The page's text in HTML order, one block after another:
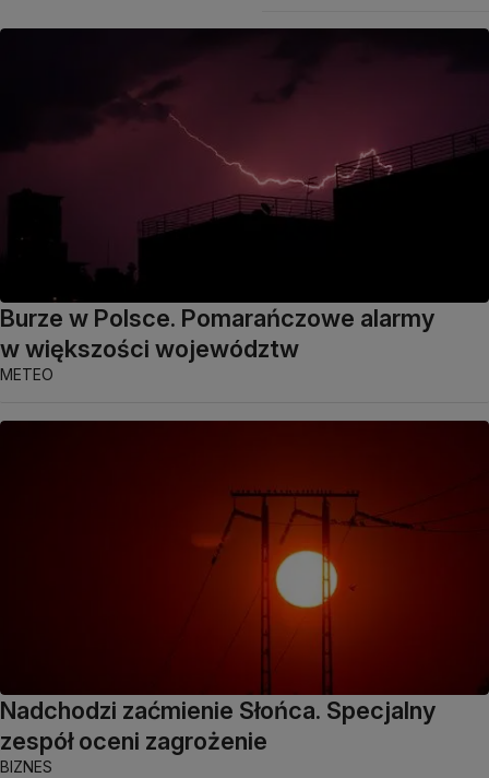
Burze w Polsce. Pomarańczowe alarmy
w większości województw
METEO
Nadchodzi zaćmienie Słońca. Specjalny
zespół oceni zagrożenie
BIZNES